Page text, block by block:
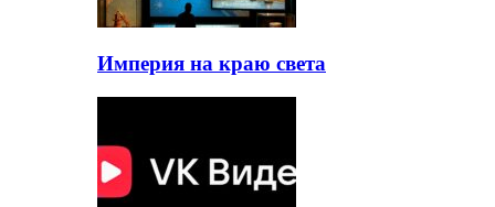
Империя на краю света